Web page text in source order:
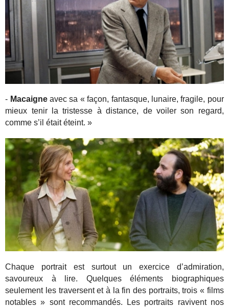
- Macaigne avec sa « façon, fantasque, lunaire, fragile, pour
mieux tenir la tristesse à distance, de voiler son regard,
comme s’il était éteint. »
Chaque portrait est surtout un exercice d’admiration,
savoureux à lire. Quelques éléments biographiques
seulement les traversent et à la fin des portraits, trois « films
notables » sont recommandés. Les portraits ravivent nos